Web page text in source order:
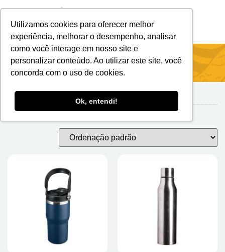
Utilizamos cookies para oferecer melhor
experiência, melhorar o desempenho, analisar
como você interage em nosso site e
personalizar conteúdo. Ao utilizar este site, você
concorda com o uso de cookies.
Ok, entendi!
Início/Squeezes E Garrafas/ Garrafa De Inox
Garrafa de Inox